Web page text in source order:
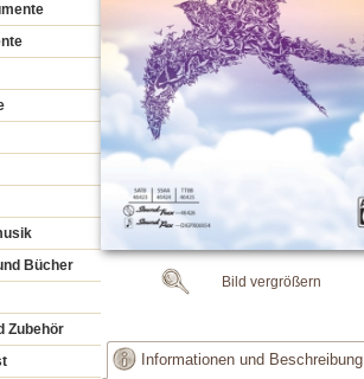
Bücher
Zubehör
Bild vergrößern
Informationen und Beschreibung